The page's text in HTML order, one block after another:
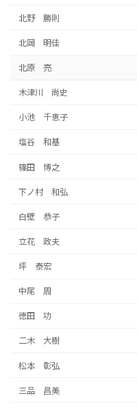
北野 勝則
北岡 明佳
北原 亮
木津川 尚史
小池 千恵子
塩谷 和基
篠田 博之
下ノ村 和弘
白壁 恭子
立花 政夫
坪 泰宏
中尾 周
徳田 功
二木 大樹
松本 彰弘
三品 昌美